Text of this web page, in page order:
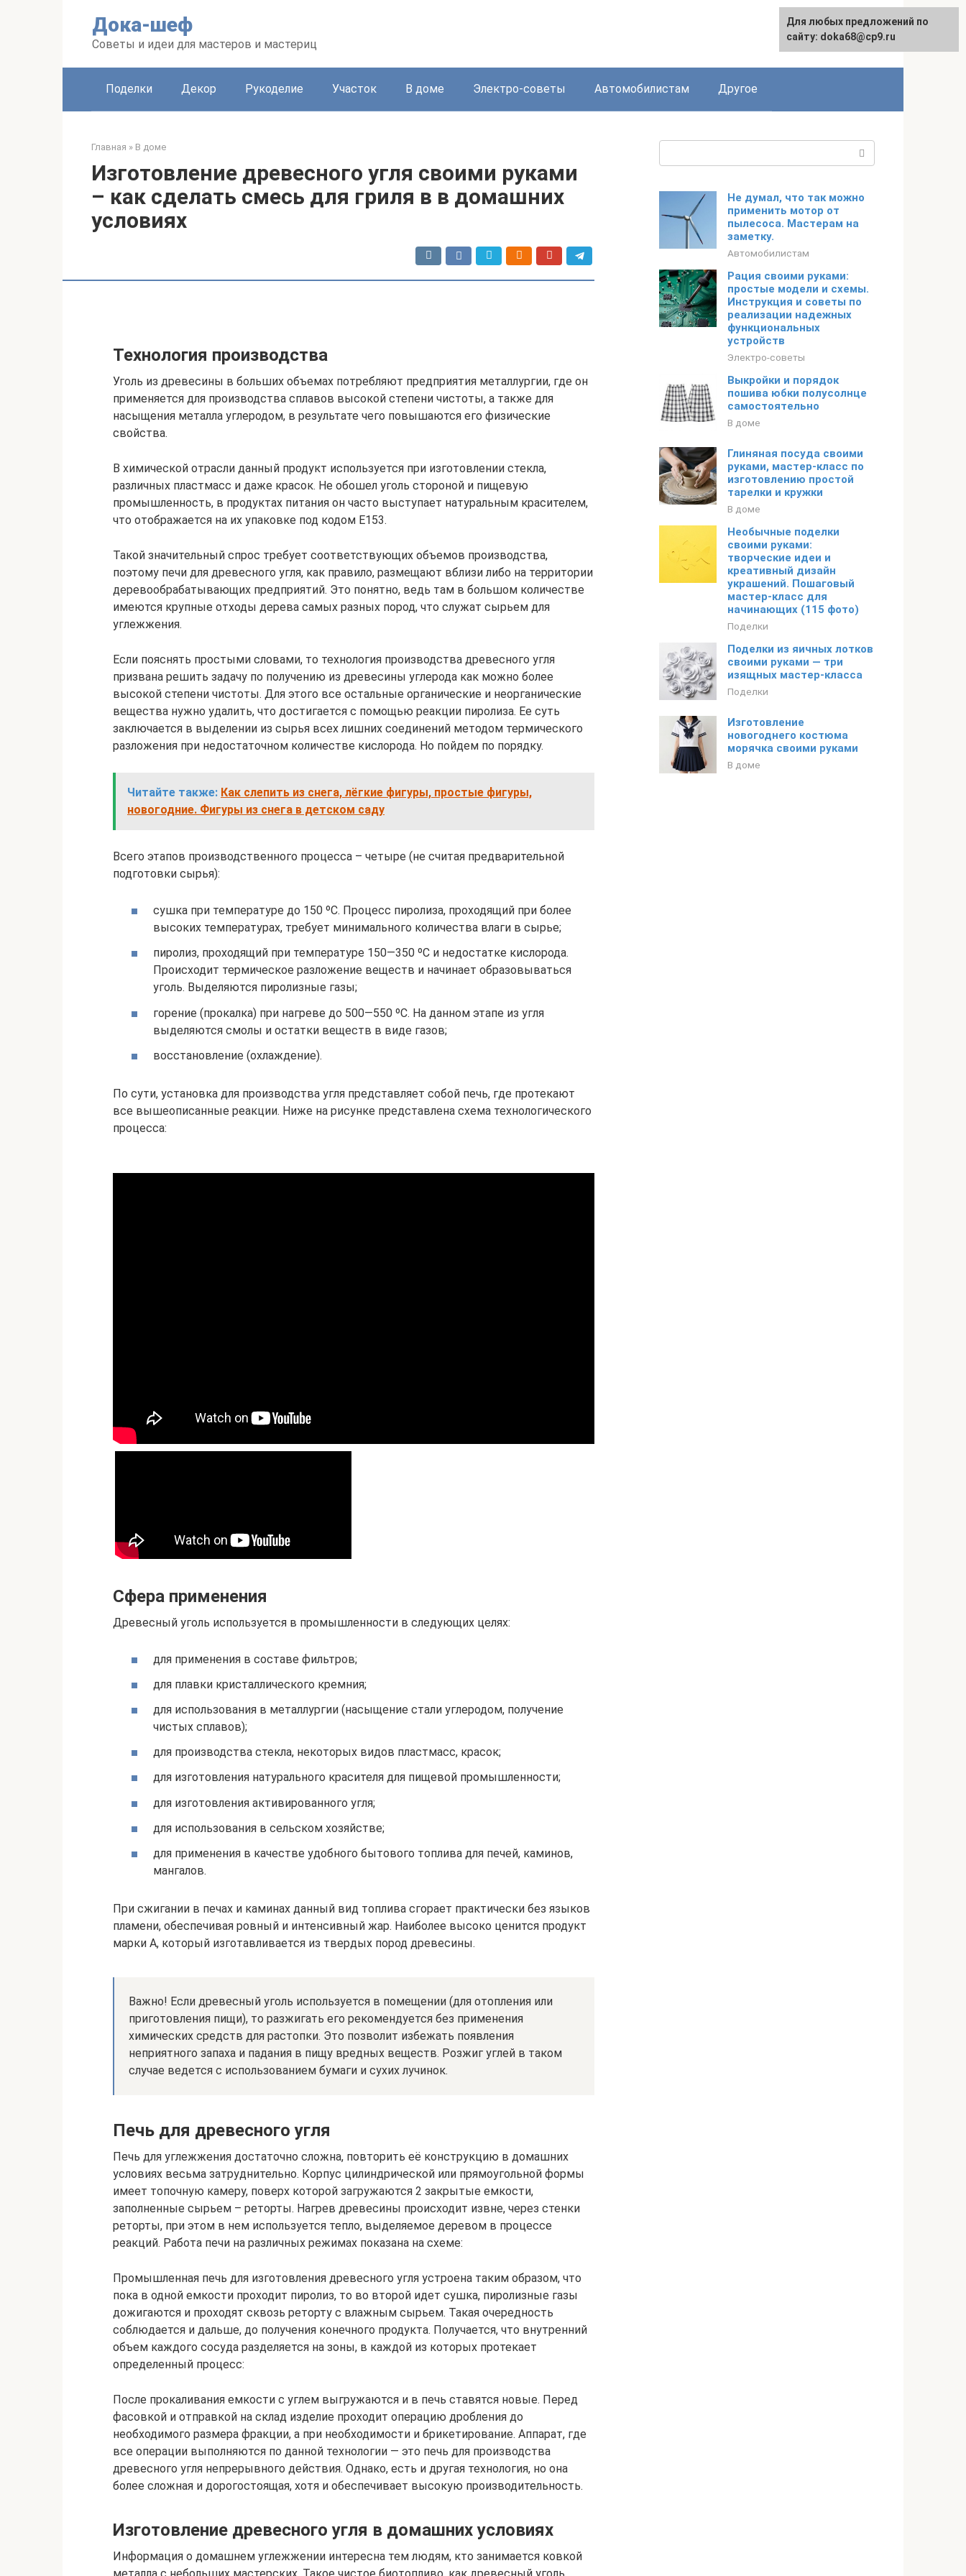
Дока-шеф
Советы и идеи для мастеров и мастериц
English
Поделки Декор Рукоделие Участок В доме Электро-советы Автомобилистам Другое
Главная » В доме
Изготовление древесного угля своими руками
– как сделать смесь для гриля в в домашних
условиях
Технология производства
Уголь из древесины в больших объемах потребляют предприятия металлургии, где он
применяется для производства сплавов высокой степени чистоты, а также для
насыщения металла углеродом, в результате чего повышаются его физические
свойства.
В химической отрасли данный продукт используется при изготовлении стекла,
различных пластмасс и даже красок. Не обошел уголь стороной и пищевую
промышленность, в продуктах питания он часто выступает натуральным красителем,
что отображается на их упаковке под кодом Е153.
Такой значительный спрос требует соответствующих объемов производства,
поэтому печи для древесного угля, как правило, размещают вблизи либо на территории
деревообрабатывающих предприятий. Это понятно, ведь там в большом количестве
имеются крупные отходы дерева самых разных пород, что служат сырьем для
углежжения.
Если пояснять простыми словами, то технология производства древесного угля
призвана решить задачу по получению из древесины углерода как можно более
высокой степени чистоты. Для этого все остальные органические и неорганические
вещества нужно удалить, что достигается с помощью реакции пиролиза. Ее суть
заключается в выделении из сырья всех лишних соединений методом термического
разложения при недостаточном количестве кислорода. Но пойдем по порядку.
Читайте также: Как слепить из снега, лёгкие фигуры, простые фигуры,
новогодние. Фигуры из снега в детском саду
Всего этапов производственного процесса – четыре (не считая предварительной
подготовки сырья):
сушка при температуре до 150 ºС. Процесс пиролиза, проходящий при более
высоких температурах, требует минимального количества влаги в сырье;
пиролиз, проходящий при температуре 150—350 ºС и недостатке кислорода.
Происходит термическое разложение веществ и начинает образовываться
уголь. Выделяются пиролизные газы;
горение (прокалка) при нагреве до 500—550 ºС. На данном этапе из угля
выделяются смолы и остатки веществ в виде газов;
восстановление (охлаждение).
По сути, установка для производства угля представляет собой печь, где протекают
все вышеописанные реакции. Ниже на рисунке представлена схема технологического
процесса:
Сфера применения
Древесный уголь используется в промышленности в следующих целях:
для применения в составе фильтров;
для плавки кристаллического кремния;
для использования в металлургии (насыщение стали углеродом, получение
чистых сплавов);
для производства стекла, некоторых видов пластмасс, красок;
для изготовления натурального красителя для пищевой промышленности;
для изготовления активированного угля;
для использования в сельском хозяйстве;
для применения в качестве удобного бытового топлива для печей, каминов,
мангалов.
При сжигании в печах и каминах данный вид топлива сгорает практически без языков
пламени, обеспечивая ровный и интенсивный жар. Наиболее высоко ценится продукт
марки А, который изготавливается из твердых пород древесины.
Важно! Если древесный уголь используется в помещении (для отопления или
приготовления пищи), то разжигать его рекомендуется без применения
химических средств для растопки. Это позволит избежать появления
неприятного запаха и падания в пищу вредных веществ. Розжиг углей в таком
случае ведется с использованием бумаги и сухих лучинок.
Печь для древесного угля
Печь для углежжения достаточно сложна, повторить её конструкцию в домашних
условиях весьма затруднительно. Корпус цилиндрической или прямоугольной формы
имеет топочную камеру, поверх которой загружаются 2 закрытые емкости,
заполненные сырьем – реторты. Нагрев древесины происходит извне, через стенки
реторты, при этом в нем используется тепло, выделяемое деревом в процессе
реакций. Работа печи на различных режимах показана на схеме:
Промышленная печь для изготовления древесного угля устроена таким образом, что
пока в одной емкости проходит пиролиз, то во второй идет сушка, пиролизные газы
дожигаются и проходят сквозь реторту с влажным сырьем. Такая очередность
соблюдается и дальше, до получения конечного продукта. Получается, что внутренний
объем каждого сосуда разделяется на зоны, в каждой из которых протекает
определенный процесс:
После прокаливания емкости с углем выгружаются и в печь ставятся новые. Перед
фасовкой и отправкой на склад изделие проходит операцию дробления до
необходимого размера фракции, а при необходимости и брикетирование. Аппарат, где
все операции выполняются по данной технологии — это печь для производства
древесного угля непрерывного действия. Однако, есть и другая технология, но она
более сложная и дорогостоящая, хотя и обеспечивает высокую производительность.
Изготовление древесного угля в домашних условиях
Информация о домашнем углежжении интересна тем людям, кто занимается ковкой
Не думал, что так можно
применить мотор от
пылесоса. Мастерам на
заметку.
Автомобилистам
Рация своими руками:
простые модели и схемы.
Инструкция и советы по
реализации надежных
функциональных
устройств
Электро-советы
Выкройки и порядок
пошива юбки полусолнце
самостоятельно
В доме
Глиняная посуда своими
руками, мастер-класс по
изготовлению простой
тарелки и кружки
В доме
Необычные поделки
своими руками:
творческие идеи и
креативный дизайн
украшений. Пошаговый
мастер-класс для
начинающих (115 фото)
Поделки
Поделки из яичных лотков
своими руками — три
изящных мастер-класса
Поделки
Изготовление
новогоднего костюма
морячка своими руками
В доме
Для любых предложений по
сайту: doka68@cp9.ru